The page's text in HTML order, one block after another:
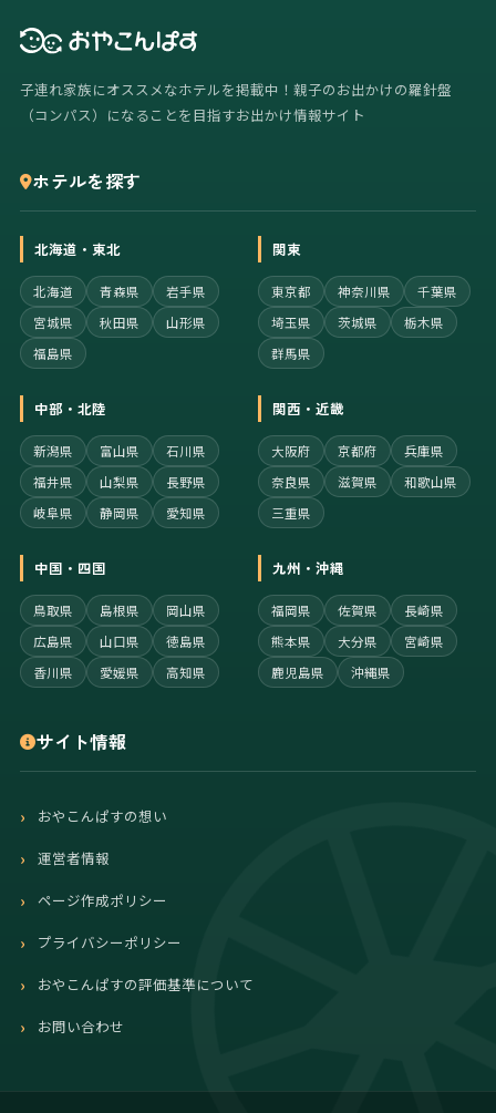
子連れ家族にオススメなホテルを掲載中！親子のお出かけの羅針盤
（コンパス）になることを目指すお出かけ情報サイト
ホテルを探す
北海道・東北
北海道 青森県
岩手県
宮城県
秋田県
山形県
福島県
関東
東京都 神奈川県
千葉県
埼玉県
茨城県
栃木県
群馬県
中部・北陸
新潟県 富山県
石川県
福井県
山梨県
長野県
岐阜県
静岡県 愛知県
関西・近畿
大阪府 京都府
兵庫県
奈良県
滋賀県
和歌山県
三重県
中国・四国
鳥取県 島根県
岡山県
広島県
山口県
徳島県
香川県
愛媛県 高知県
九州・沖縄
福岡県 佐賀県
長崎県
熊本県
大分県
宮崎県
鹿児島県
沖縄県
サイト情報
おやこんぱすの想い
運営者情報
ページ作成ポリシー
プライバシーポリシー
おやこんぱすの評価基準について
お問い合わせ